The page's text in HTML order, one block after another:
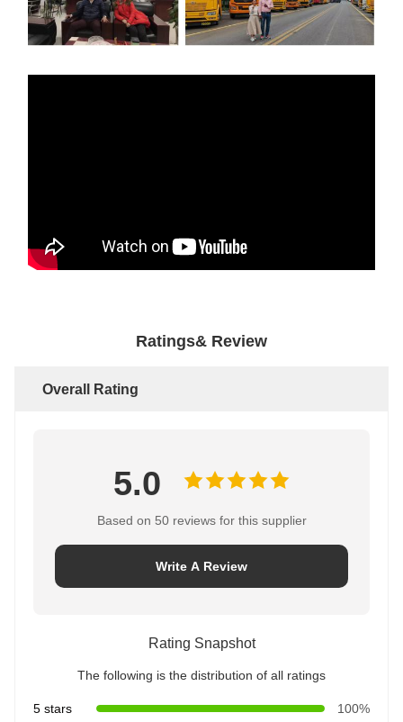
Ratings& Review
Overall Rating
5.0
Based on 50 reviews for this supplier
Write A Review
Rating Snapshot
The following is the distribution of all ratings
5 stars
100%